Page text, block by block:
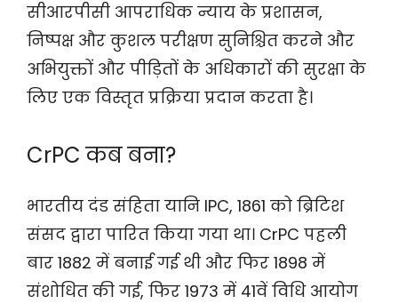
सीआरपीसी आपराधिक न्याय के प्रशासन,
निष्पक्ष और कुशल परीक्षण सुनिश्चित करने और
अभियुक्तों और पीड़ितों के अधिकारों की सुरक्षा के
लिए एक विस्तृत प्रक्रिया प्रदान करता है।
CrPC कब बना?
भारतीय दंड संहिता यानि IPC, 1861 को ब्रिटिश
संसद द्वारा पारित किया गया था। CrPC पहली
बार 1882 में बनाई गई थी और फिर 1898 में
संशोधित की गई, फिर 1973 में 41वें विधि आयोग